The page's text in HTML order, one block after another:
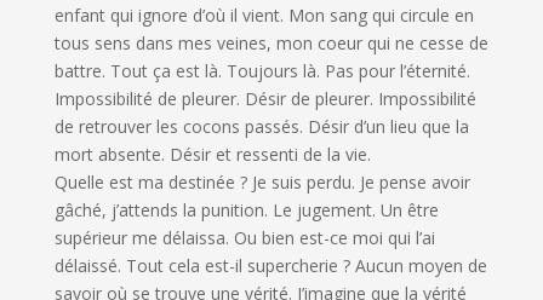
enfant qui ignore d’où il vient. Mon sang qui circule en
tous sens dans mes veines, mon coeur qui ne cesse de
battre. Tout ça est là. Toujours là. Pas pour l’éternité.
Impossibilité de pleurer. Désir de pleurer. Impossibilité
de retrouver les cocons passés. Désir d’un lieu que la
mort absente. Désir et ressenti de la vie.
Quelle est ma destinée ? Je suis perdu. Je pense avoir
gâché, j’attends la punition. Le jugement. Un être
supérieur me délaissa. Ou bien est-ce moi qui l’ai
délaissé. Tout cela est-il supercherie ? Aucun moyen de
savoir où se trouve une vérité. J’imagine que la vérité